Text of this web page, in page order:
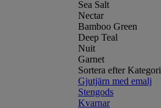
Sea Salt
Nectar
Bamboo Green
Deep Teal
Nuit
Garnet
Sortera efter Kategori
Gjutjärn med emalj
Stengods
Kvarnar